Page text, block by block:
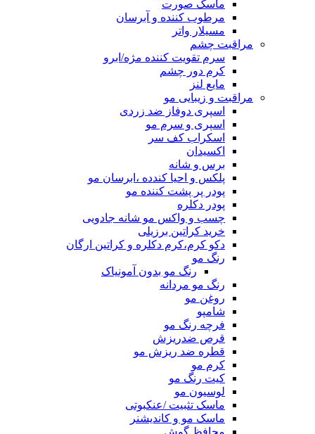
ماسک صورت
مرطوب کننده و آبرسان
مسیلار واتر
مراقبت چشم
سرم تقویت کننده مژه/ابرو
کرم دور چشم
مایع لنز
مراقبت و زیبایی مو
اسپری دوفاز ضد زردی
اسپری و سرم مو
اسکراب کف سر
اکسیدان
برس و شانه
پلکس و احیا کندده ،ابرسان مو
پودر پر پشت کننده مو
پودر دکلره
چسب و واکس مو شانه جادویی
خرید کراتین برزیلی
دکو کرم،کرم دکلره و کراتین ارگان
رنگ مو
رنگ مو بدون آمونیاک
رنگ مو مردانه
روغن مو
شامپو
فرچه رنگ مو
قرص ضدریزش
قطره ضد ریزش مو
کرم مو
کیت رنگ مو
لوسیون مو
ماسک تثبیت /عنکبوتی
ماسک مو و کاندیشنر
محافظ گوش